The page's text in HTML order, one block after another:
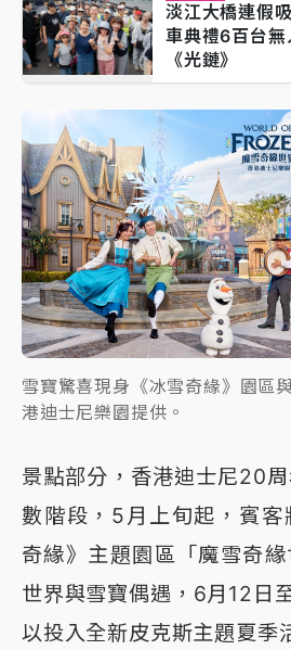
淡江大橋連假
車典禮6百台
《光鏈》
雪寶驚喜現身《冰雪奇緣》園區
港迪士尼樂園提供。
景點部分，香港迪士尼20
數階段，5月上旬起，賓客
奇緣》主題園區「魔雪奇
世界與雪寶偶遇，6月12日
以投入全新皮克斯主題夏季